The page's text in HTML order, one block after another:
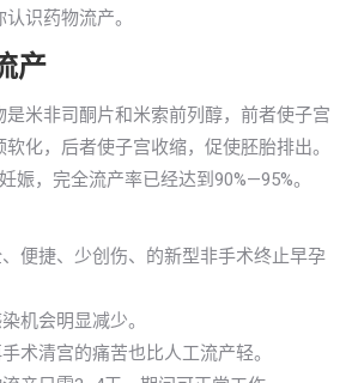
识药物流产。
产
是米非司酮片和米索前列醇，前者使子宫
化，后者使子宫收缩，促使胚胎排出。
娠，完全流产率已经达到90%—95%。
便捷、少创伤、的新型非手术终止早孕
机会明显减少。
术清宫的痛苦也比人工流产轻。